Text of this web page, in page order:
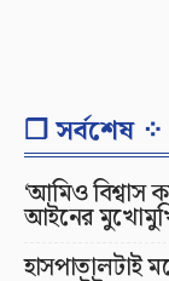
❐ সর্বশেষ ⁘
‘আমিও বিশ্বাস
আইনের
হাসপাতালটাই